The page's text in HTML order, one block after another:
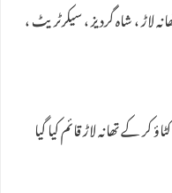
لاڑ ، شاہ گردیز ، سیکرٹریٹ ،
کے تھانہ لاڑ قائم کیا گیا